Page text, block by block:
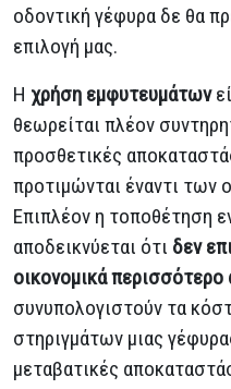
οδοντική γέφυρα δε θα
επιλογή μας.
Η χρήση εμφυτευμάτων
θεωρείται πλέον
προσθετικές
προτιμώνται έναντι των
Επιπλέον η τοποθέτηση
αποδεικνύεται ότι δεν
οικονομικά
συνυπολογιστούν τα
στηριγμάτων μιας
μεταβατικές